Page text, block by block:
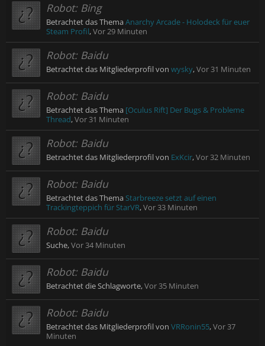
Robot: Bing
Betrachtet das ThemaAnarchy Arcade - Holodeck für euer
Steam Profil,Vor 29 Minuten
Robot: Baidu
Betrachtet das Mitgliederprofil von wysky,Vor 31 Minuten
Robot: Baidu
Betrachtet das Thema [Oculus Rift] Der Bugs & Probleme
Thread,Vor 31 Minuten
Robot: Baidu
Betrachtet das Mitgliederprofil von ExKcir,Vor 32 Minuten
Robot: Baidu
Betrachtet das Thema Starbreeze setzt auf einen
Trackingteppich für StarVR,Vor 33 Minuten
Robot: Baidu
Suche,Vor 34 Minuten
Robot: Baidu
Betrachtet die Schlagworte,Vor 35 Minuten
Robot: Baidu
Betrachtet das Mitgliederprofil von VRRonin55,Vor 37
Minuten